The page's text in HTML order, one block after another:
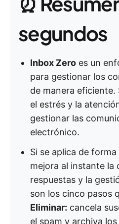
segundos
Inbox Zero es un
para gestionar los
de manera
el estrés y la
gestionar las
electrónico.
Si se aplica de
mejora al instante la
respuestas y la
son los cinco pasos
Eliminar: cancela
el spam y archiva